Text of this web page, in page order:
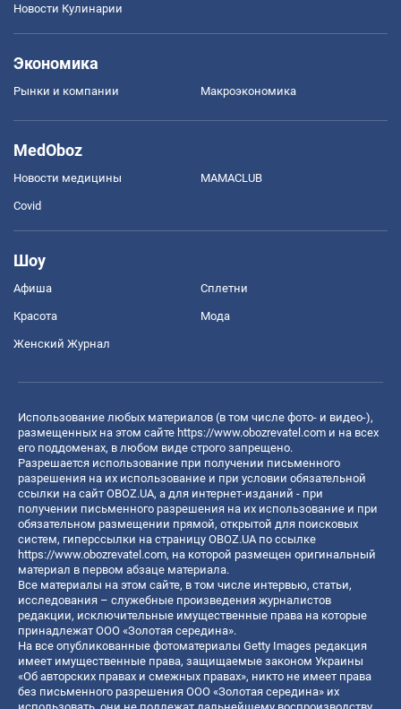
Новости Кулинарии
Экономика
Рынки и компании Mакроэкономика
MedOboz
Новости медицины MAMACLUB
Covid
Шоу
Афиша Сплетни
Красота Мода
Женский Журнал
Использование любых материалов (в том числе фото- и видео-),
размещенных на этом сайте https://www.obozrevatel.com и на всех
его поддоменах, в любом виде строго запрещено.
Разрешается использование при получении письменного
разрешения на их использование и при условии обязательной
ссылки на сайт OBOZ.UA, а для интернет-изданий - при
получении письменного разрешения на их использование и при
обязательном размещении прямой, открытой для поисковых
систем, гиперссылки на страницу OBOZ.UA по ссылке
https://www.obozrevatel.com, на которой размещен оригинальный
материал в первом абзаце материала.
Все материалы на этом сайте, в том числе интервью, статьи,
исследования – служебные произведения журналистов
редакции, исключительные имущественные права на которые
принадлежат ООО «Золотая середина».
На все опубликованные фотоматериалы Getty Images редакция
имеет имущественные права, защищаемые законом Украины
«Об авторских правах и смежных правах», никто не имеет права
без письменного разрешения ООО «Золотая середина» их